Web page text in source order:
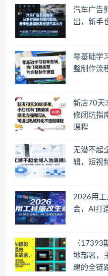
汽车广告
出，新手
零基础学
整制作流
新店70天
修闭坑指
课程
无潜不起
辑，短视
2026用工
会，AI打
（17393
地部署，
建的全链